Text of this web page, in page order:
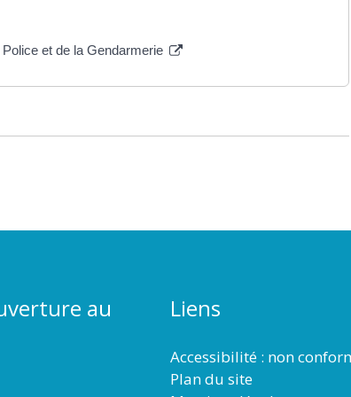
et de la Gendarmerie
au
Liens
Accessibilité : non
Plan du site